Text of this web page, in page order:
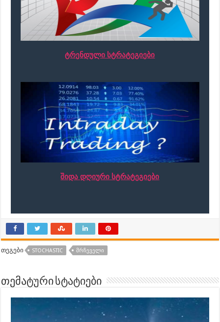
ტრენდული სტრატეგიები
შიდა დღიური სტრატეგიები
თეგები STOCHASTIC ᲛᲠᲩᲔᲕᲔᲚᲘ
თემატური სტატიები